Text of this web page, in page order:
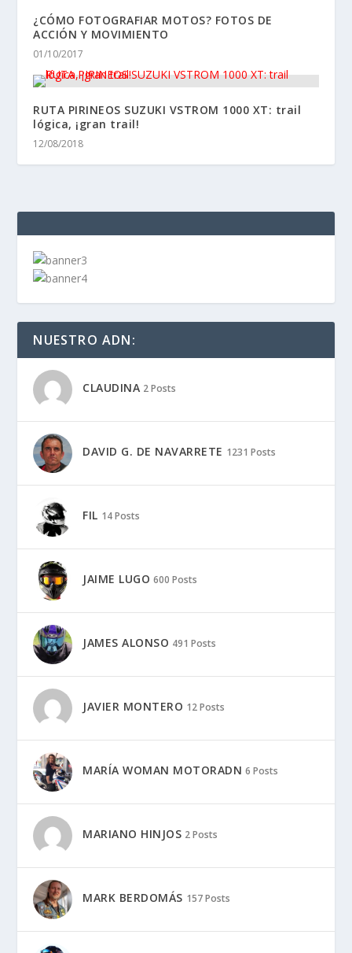
¿CÓMO FOTOGRAFIAR MOTOS? FOTOS DE
ACCIÓN Y MOVIMIENTO
01/10/2017
RUTA PIRINEOS SUZUKI VSTROM 1000 XT: trail
lógica, ¡gran trail!
12/08/2018
NUESTRO ADN:
CLAUDINA 2 Posts
DAVID G. DE NAVARRETE 1231 Posts
FIL 14 Posts
JAIME LUGO 600 Posts
JAMES ALONSO 491 Posts
JAVIER MONTERO 12 Posts
MARÍA WOMAN MOTORADN 6 Posts
MARIANO HINJOS 2 Posts
MARK BERDOMÁS 157 Posts